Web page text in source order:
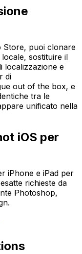
Store, puoi clonare
sostituire il
localizzazione e
di
out of the box, e
tra le
unificato nella
iOS per
iPhone e iPad per
richieste da
Photoshop,